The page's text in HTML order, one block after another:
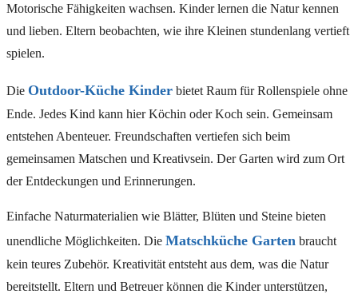
Motorische Fähigkeiten wachsen. Kinder lernen die Natur kennen
und lieben. Eltern beobachten, wie ihre Kleinen stundenlang vertieft
spielen.
Die Outdoor-Küche Kinder bietet Raum für Rollenspiele ohne
Ende. Jedes Kind kann hier Köchin oder Koch sein. Gemeinsam
entstehen Abenteuer. Freundschaften vertiefen sich beim
gemeinsamen Matschen und Kreativsein. Der Garten wird zum Ort
der Entdeckungen und Erinnerungen.
Einfache Naturmaterialien wie Blätter, Blüten und Steine bieten
unendliche Möglichkeiten. Die Matschküche Garten braucht
kein teures Zubehör. Kreativität entsteht aus dem, was die Natur
bereitstellt. Eltern und Betreuer können die Kinder unterstützen,